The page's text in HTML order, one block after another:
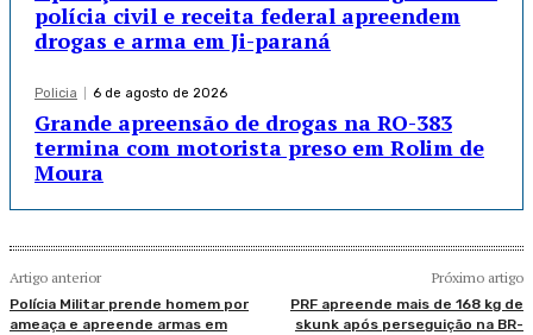
polícia civil e receita federal apreendem
drogas e arma em Ji-paraná
Policia 6 de agosto de 2026
Grande apreensão de drogas na RO-383
termina com motorista preso em Rolim de
Moura
Artigo anterior
Polícia Militar prende homem por
ameaça e apreende armas em
Próximo artigo
PRF apreende mais de 168 kg de
skunk após perseguição na BR-